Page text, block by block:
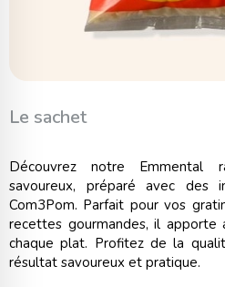
Le sachet
Découvrez notre Emmental
savoureux, préparé avec des
Com3Pom. Parfait pour vos
recettes gourmandes, il
chaque plat. Profitez de la
résultat savoureux et pratique.